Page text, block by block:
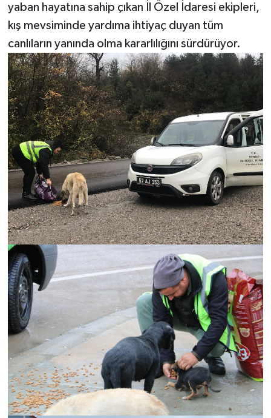
yaban hayatına sahip çıkan İl Özel İdaresi ekipleri,
kış mevsiminde yardıma ihtiyaç duyan tüm
canlıların yanında olma kararlılığını sürdürüyor.